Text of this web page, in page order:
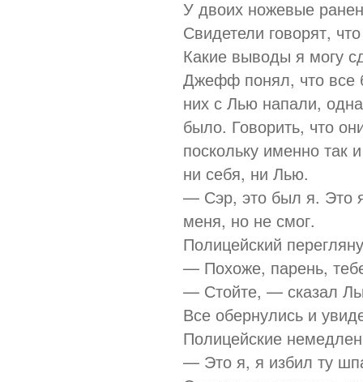
У двоих ножевые
Свидетели говорят,
Какие выводы я могу
Джефф понял, что все
них с Лью напали,
было. Говорить, что
поскольку именно
ни себя, ни Лью.
— Сэр, это был я. Это
меня, но не смог.
Полицейский
— Похоже, парень,
— Стойте, — сказал
Все обернулись и
Полицейские
— Это я, я избил ту